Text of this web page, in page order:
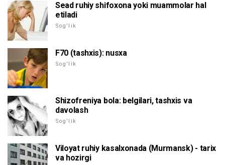
Sead ruhiy shifoxona yoki muammolar hal
etiladi
Sog'lik
F70 (tashxis): nusxa
Sog'lik
Shizofreniya bola: belgilari, tashxis va
davolash
Sog'lik
Viloyat ruhiy kasalxonada (Murmansk) - tarix
va hozirgi